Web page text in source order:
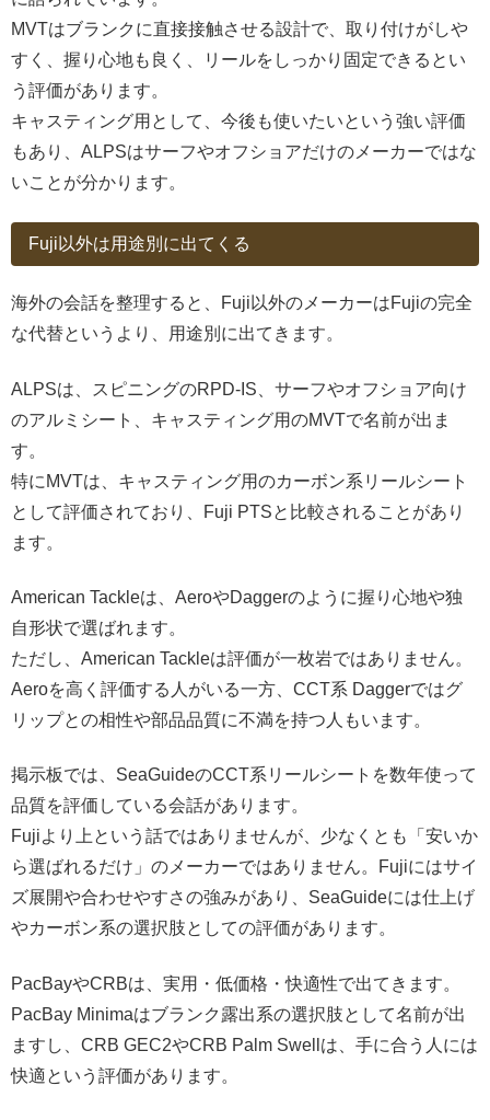
MVTはブランクに直接接触させる設計で、取り付けがしや
すく、握り心地も良く、リールをしっかり固定できるとい
う評価があります。
キャスティング用として、今後も使いたいという強い評価
もあり、ALPSはサーフやオフショアだけのメーカーではな
いことが分かります。
Fuji以外は用途別に出てくる
海外の会話を整理すると、Fuji以外のメーカーはFujiの完全
な代替というより、用途別に出てきます。
ALPSは、スピニングのRPD-IS、サーフやオフショア向け
のアルミシート、キャスティング用のMVTで名前が出ま
す。
特にMVTは、キャスティング用のカーボン系リールシート
として評価されており、Fuji PTSと比較されることがあり
ます。
American Tackleは、AeroやDaggerのように握り心地や独
自形状で選ばれます。
ただし、American Tackleは評価が一枚岩ではありません。
Aeroを高く評価する人がいる一方、CCT系 Daggerではグ
リップとの相性や部品品質に不満を持つ人もいます。
掲示板では、SeaGuideのCCT系リールシートを数年使って
品質を評価している会話があります。
Fujiより上という話ではありませんが、少なくとも「安いか
ら選ばれるだけ」のメーカーではありません。Fujiにはサイ
ズ展開や合わせやすさの強みがあり、SeaGuideには仕上げ
やカーボン系の選択肢としての評価があります。
PacBayやCRBは、実用・低価格・快適性で出てきます。
PacBay Minimaはブランク露出系の選択肢として名前が出
ますし、CRB GEC2やCRB Palm Swellは、手に合う人には
快適という評価があります。